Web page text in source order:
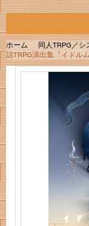
ホーム 同人TRPG／シ
話TRPG演出集『イドル